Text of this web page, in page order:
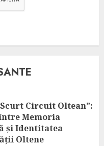
Circuit Oltean”:
Memoria
și Identitatea
Oltene